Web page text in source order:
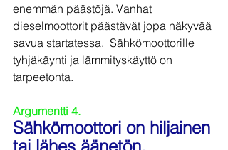
enemmän päästöjä. Vanhat
dieselmoottorit päästävät jopa näkyvää
savua startatessa.  Sähkömoottorille
tyhjäkäynti ja lämmityskäyttö on
tarpeetonta.
Argumentti 4.
Sähkömoottori on hiljainen
tai lähes äänetön.